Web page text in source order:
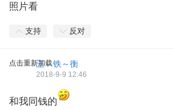
照片看
支持 反对
点击重新加载王～铁～衡
2018-9-9 12:46
和我同钱的